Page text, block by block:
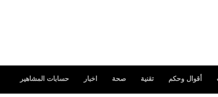
أقوال وحكم تقنية صحة اخبار حسابات المشاهير